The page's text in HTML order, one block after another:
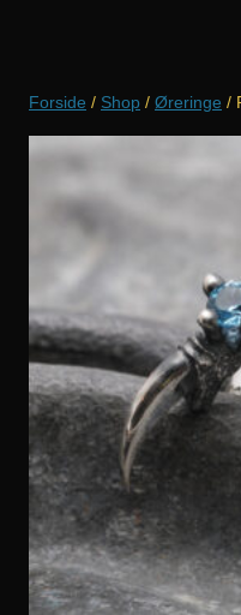
Forside / Shop / Øreringe /